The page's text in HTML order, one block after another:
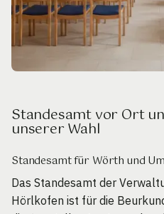
Standesamt vor Ort
unserer Wahl
Standesamt für Wörth und
Das Standesamt der
Hörlkofen ist für die